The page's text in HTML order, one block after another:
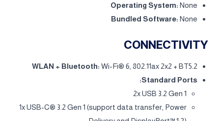
Operating System: None
Bundled Software: None
CONNECTIVITY
WLAN + Bluetooth: Wi-Fi® 6, 802.11ax 2x2 + BT5.2
Standard Ports:
2x USB 3.2 Gen 1
1x USB-C® 3.2 Gen 1 (support data transfer, Power